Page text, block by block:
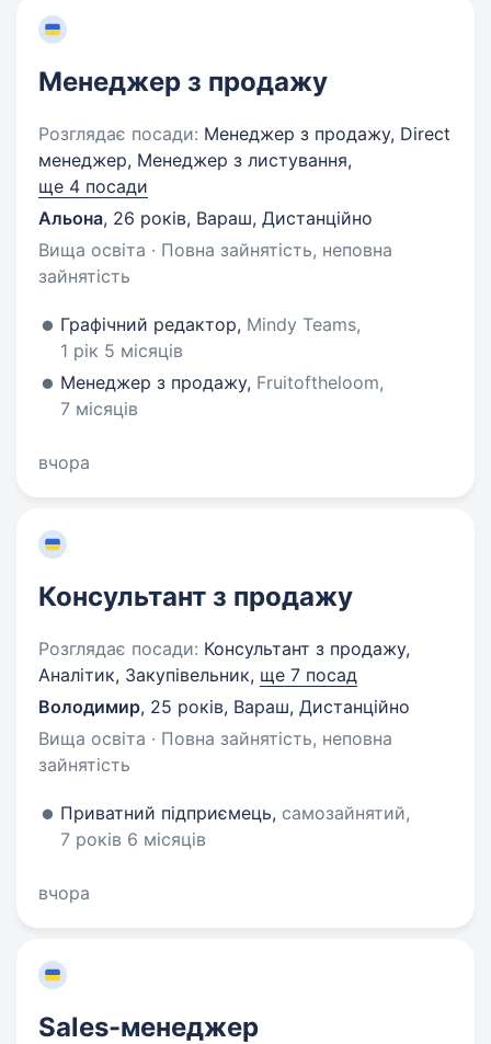
Менеджер з продажу
Розглядає посади: Менеджер з продажу, Direct
менеджер, Менеджер з листування,
ще 4 посади
Альона, 26 років, Вараш, Дистанційно
Вища освіта · Повна зайнятість, неповна
зайнятість
Графічний редактор, Mindy Teams,
1 рік 5 місяців
Менеджер з продажу, Fruitoftheloom,
7 місяців
вчора
Консультант з продажу
Розглядає посади: Консультант з продажу,
Аналітик, Закупівельник, ще 7 посад
Володимир, 25 років, Вараш, Дистанційно
Вища освіта · Повна зайнятість, неповна
зайнятість
Приватний підприємець, самозайнятий,
7 років 6 місяців
вчора
Sales-менеджер